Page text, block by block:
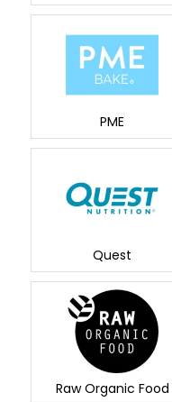
PME
Quest
Raw Organic Food